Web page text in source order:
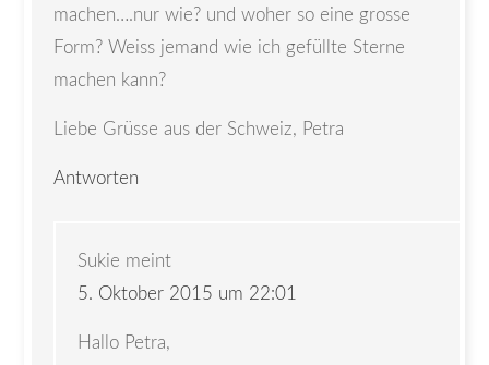
machen….nur wie? und woher so eine grosse
Form? Weiss jemand wie ich gefüllte Sterne
machen kann?
Liebe Grüsse aus der Schweiz, Petra
Antworten
Sukie meint
5. Oktober 2015 um 22:01
Hallo Petra,